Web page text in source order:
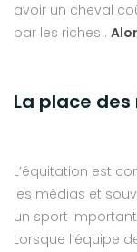
avoir un cheval
par les riches .
La place
L’équitation est
les médias et
un sport
Lorsque l’équipe